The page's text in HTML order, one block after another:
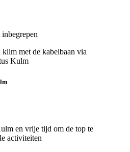
met de kabelbaan via
Kulm
en vrije tijd om de top te
activiteiten